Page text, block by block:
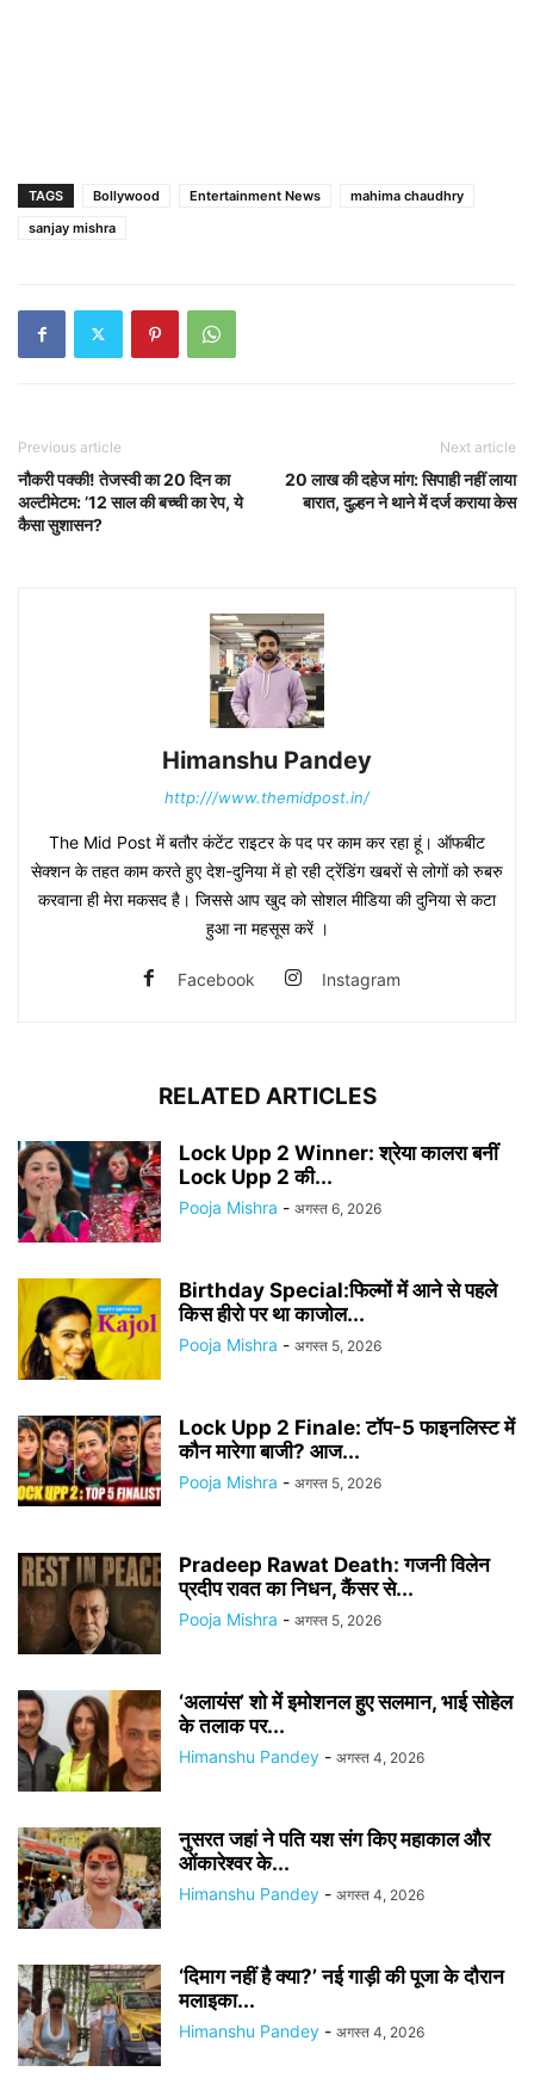
TAGS Bollywood Entertainment News
mahima chaudhry
sanjay mishra
Previous article
नौकरी पक्की! तेजस्वी का 20 दिन का
अल्टीमेटम: ’12 साल की बच्ची का रेप, ये
कैसा सुशासन?
Next article
20 लाख की दहेज मांग: सिपाही नहीं लाया
बारात, दुल्हन ने थाने में दर्ज कराया केस
Himanshu Pandey
http:///www.themidpost.in/
The Mid Post में बतौर कंटेंट राइटर के पद पर काम कर रहा हूं। ऑफबीट
सेक्शन के तहत काम करते हुए देश-दुनिया में हो रही ट्रेंडिंग खबरों से लोगों को रुबरु
करवाना ही मेरा मकसद है। जिससे आप खुद को सोशल मीडिया की दुनिया से कटा
हुआ ना महसूस करें ।
Facebook Instagram
RELATED ARTICLES
Lock Upp 2 Winner: श्रेया कालरा बनीं
Lock Upp 2 की...
Pooja Mishra - अगस्त 6, 2026
Birthday Special:फिल्मों में आने से पहले
किस हीरो पर था काजोल...
Pooja Mishra - अगस्त 5, 2026
Lock Upp 2 Finale: टॉप-5 फाइनलिस्ट में
कौन मारेगा बाजी? आज...
Pooja Mishra - अगस्त 5, 2026
Pradeep Rawat Death: गजनी विलेन
प्रदीप रावत का निधन, कैंसर से...
Pooja Mishra - अगस्त 5, 2026
‘अलायंस’ शो में इमोशनल हुए सलमान, भाई सोहेल
के तलाक पर...
Himanshu Pandey - अगस्त 4, 2026
नुसरत जहां ने पति यश संग किए महाकाल और
ओंकारेश्वर के...
Himanshu Pandey - अगस्त 4, 2026
‘दिमाग नहीं है क्या?’ नई गाड़ी की पूजा के दौरान
मलाइका...
Himanshu Pandey - अगस्त 4, 2026